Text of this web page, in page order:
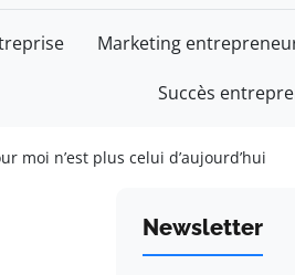
Marketing
Succès
moi n’est plus celui d’aujourd’hui
Newsletter